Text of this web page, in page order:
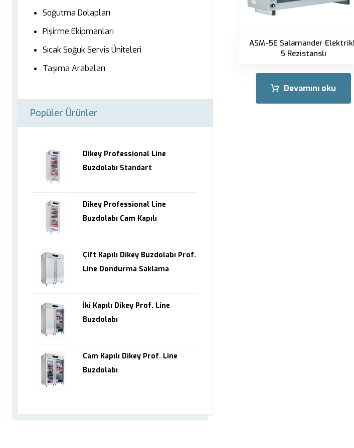
ASM-5E Salamander
5 Rezistanslı
Devamını oku
Soğutma Dolapları
Pişirme Ekipmanları
Sıcak Soğuk Servis Üniteleri
Taşıma Arabaları
Popüler Ürünler
Dikey Professional Line
Buzdolabı Standart
Dikey Professional Line
Buzdolabı Cam Kapılı
Çift Kapılı Dikey Buzdolabı Prof.
Line Dondurma Saklama
İki Kapılı Dikey Prof. Line
Buzdolabı
Cam Kapılı Dikey Prof. Line
Buzdolabı